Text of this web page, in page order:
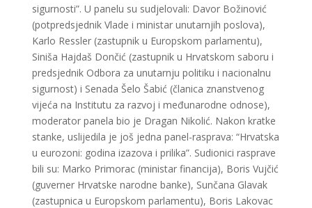
sigurnosti”. U panelu su sudjelovali: Davor Božinović
(potpredsjednik Vlade i ministar unutarnjih poslova),
Karlo Ressler (zastupnik u Europskom parlamentu),
Siniša Hajdaš Dončić (zastupnik u Hrvatskom saboru i
predsjednik Odbora za unutarnju politiku i nacionalnu
sigurnost) i Senada Šelo Šabić (članica znanstvenog
vijeća na Institutu za razvoj i međunarodne odnose),
moderator panela bio je Dragan Nikolić. Nakon kratke
stanke, uslijedila je još jedna panel-rasprava: “Hrvatska
u eurozoni: godina izazova i prilika”. Sudionici rasprave
bili su: Marko Primorac (ministar financija), Boris Vujčić
(guverner Hrvatske narodne banke), Sunčana Glavak
(zastupnica u Europskom parlamentu), Boris Lakovac